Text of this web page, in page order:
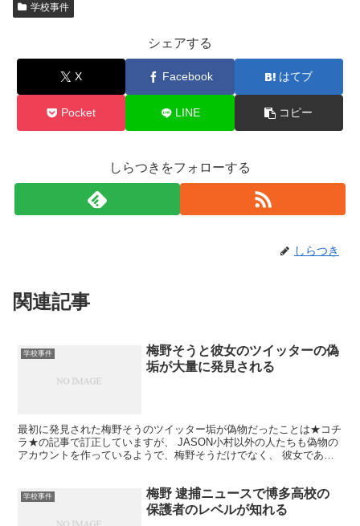
学校事件
シェアする
X Facebook はてブ
Pocket LINE コピー
しらつきをフォローする
しらつき
関連記事
学校事件
梅野そうと彼女のツイッターの偽
垢が大量に発見される
最初に発見された梅野そうのツイッター垢が偽物だったことは★コチ
ラ★の記事で訂正していますが、 JASON小村以外の人たちも偽物の
アカウントを作っているようで、梅野そうだけでなく、 彼女である
学校事件
梅野 逮捕ニュースで博多高校の
保護者のレベルが知れる